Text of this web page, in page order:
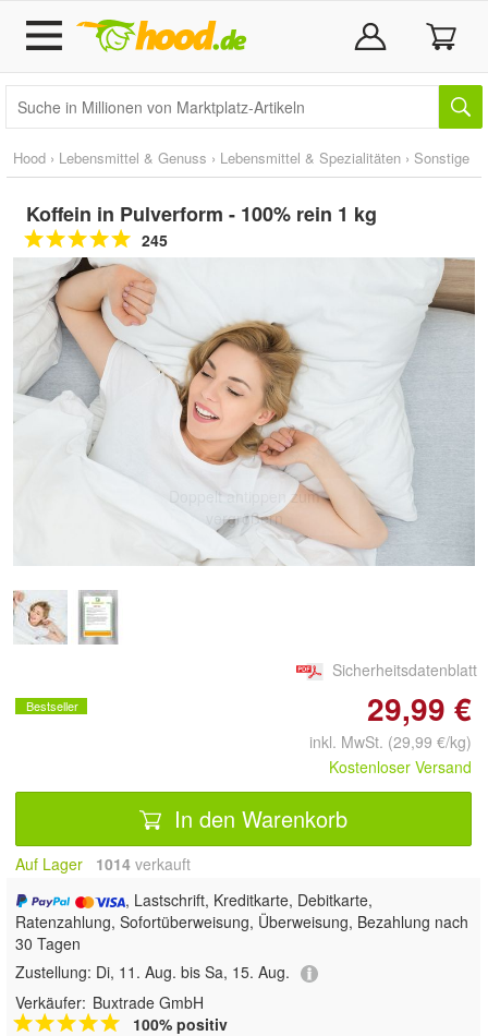
Hood › Lebensmittel & Genuss › Lebensmittel & Spezialitäten › Sonstige
Koffein in Pulverform - 100% rein 1 kg
245
Doppelt antippen zum
vergrößern
Sicherheitsdatenblatt
Bestseller 29,99 €
inkl. MwSt. (29,99 €/kg)
Kostenloser Versand
In den Warenkorb
Auf Lager 1014 verkauft
, Lastschrift, Kreditkarte, Debitkarte,
Ratenzahlung, Sofortüberweisung, Überweisung, Bezahlung nach
30 Tagen
Zustellung: Di, 11. Aug. bis Sa, 15. Aug.
Verkäufer: Buxtrade GmbH
100% positiv